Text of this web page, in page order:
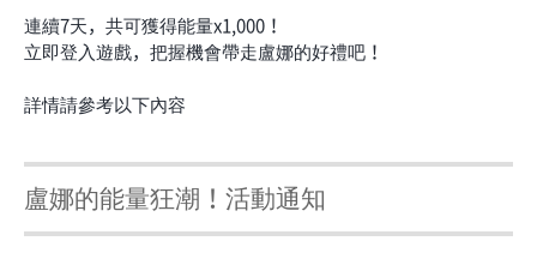
連續7天，共可獲得能量x1,000！
立即登入遊戲，把握機會帶走盧娜的好禮吧！
詳情請參考以下內容
盧娜的能量狂潮！活動通知